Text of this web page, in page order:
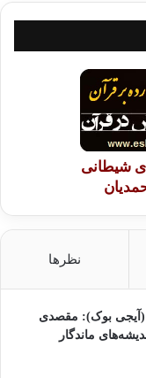
شیطانی
نظرها
(آیجی بوک): مقصدی
ماندگار